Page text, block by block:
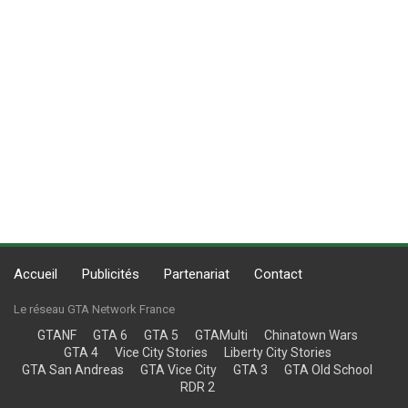
Accueil Publicités Partenariat Contact
Le réseau GTA Network France
GTANF GTA 6 GTA 5 GTAMulti
Chinatown Wars
GTA 4
Vice City Stories
Liberty City Stories
GTA San Andreas
GTA Vice City GTA 3
GTA Old School
RDR 2